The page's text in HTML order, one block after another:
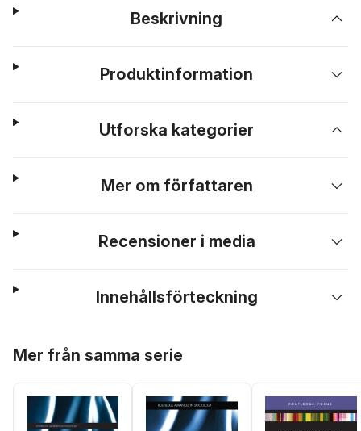
Beskrivning
Produktinformation
Utforska kategorier
Mer om författaren
Recensioner i media
Innehållsförteckning
Mer från samma serie